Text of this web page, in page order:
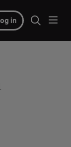
in